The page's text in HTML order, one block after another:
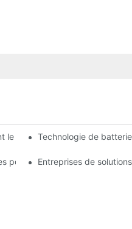
le mieux ?Technologie de
pour les applications à grande
Entreprises de